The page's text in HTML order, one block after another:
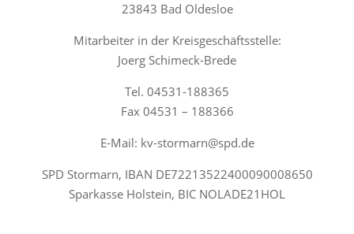
23843 Bad Oldesloe
Mitarbeiter in der Kreisgeschäftsstelle:
Joerg Schimeck-Brede
Tel. 04531-188365
Fax 04531 – 188366
E-Mail: kv-stormarn@spd.de
SPD Stormarn, IBAN DE72213522400090008650
Sparkasse Holstein, BIC NOLADE21HOL